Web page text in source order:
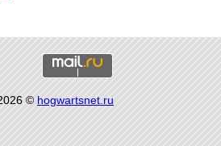
©hogwartsnet.ru